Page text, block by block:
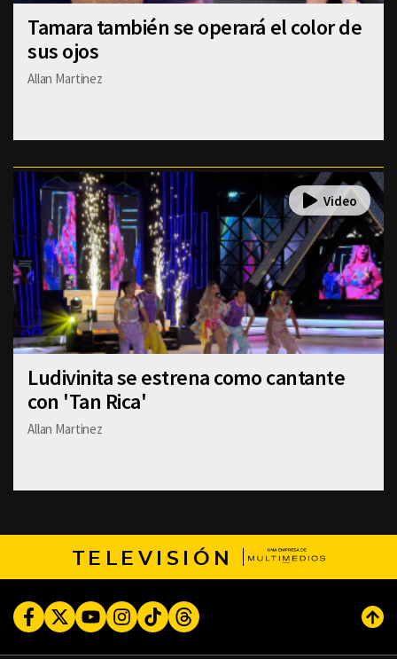
Tamara también se operará el color de
sus ojos
Allan Martinez
Ludivinita se estrena como cantante
con 'Tan Rica'
Allan Martinez
TELEVISIÓN
FacebookTwitterYoutubeInstagram
TikTokThreads